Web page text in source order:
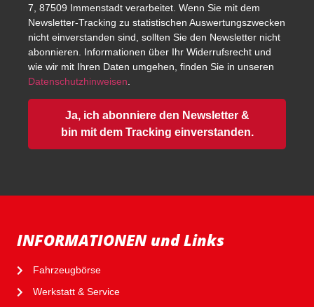
7, 87509 Immenstadt verarbeitet. Wenn Sie mit dem
Newsletter-Tracking zu statistischen Auswertungszwecken
nicht einverstanden sind, sollten Sie den Newsletter nicht
abonnieren. Informationen über Ihr Widerrufsrecht und
wie wir mit Ihren Daten umgehen, finden Sie in unseren
Datenschutzhinweisen
Ja, ich abonniere den Newsletter &
bin mit dem Tracking einverstanden.
INFORMATIONEN und Links
Fahrzeugbörse
Werkstatt & Service